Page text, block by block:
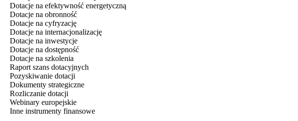
Dotacje na efektywność energetyczną
Dotacje na obronność
Dotacje na cyfryzację
Dotacje na internacjonalizację
Dotacje na inwestycje
Dotacje na dostępność
Dotacje na szkolenia
Raport szans dotacyjnych
Pozyskiwanie dotacji
Dokumenty strategiczne
Rozliczanie dotacji
Webinary europejskie
Inne instrumenty finansowe